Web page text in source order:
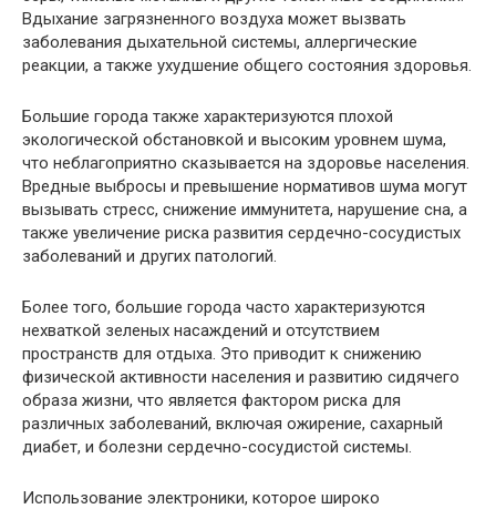
Вдыхание загрязненного воздуха может вызвать
заболевания дыхательной системы, аллергические
реакции, а также ухудшение общего состояния здоровья.
Большие города также характеризуются плохой
экологической обстановкой и высоким уровнем шума,
что неблагоприятно сказывается на здоровье населения.
Вредные выбросы и превышение нормативов шума могут
вызывать стресс, снижение иммунитета, нарушение сна, а
также увеличение риска развития сердечно-сосудистых
заболеваний и других патологий.
Более того, большие города часто характеризуются
нехваткой зеленых насаждений и отсутствием
пространств для отдыха. Это приводит к снижению
физической активности населения и развитию сидячего
образа жизни, что является фактором риска для
различных заболеваний, включая ожирение, сахарный
диабет, и болезни сердечно-сосудистой системы.
Использование электроники, которое широко